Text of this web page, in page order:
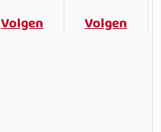
Volgen
Volgen